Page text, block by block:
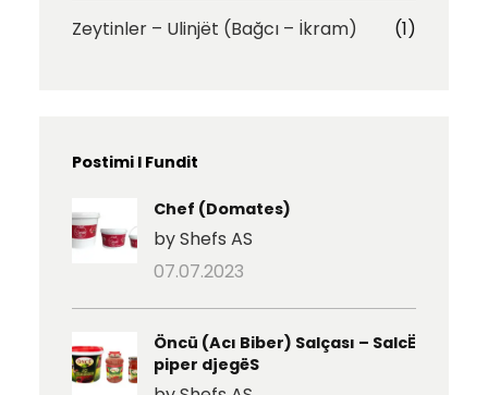
Zeytinler – Ulinjët (Bağcı – İkram) (1)
Postimi I Fundit
Chef (Domates)
by Shefs AS
07.07.2023
Öncü (Acı Biber) Salçası – SalcË
piper djegëS